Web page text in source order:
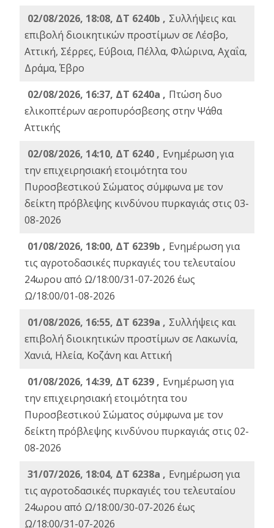
02/08/2026, 18:08, ΔΤ 6240b , Συλλήψεις και
επιβολή διοικητικών προστίμων σε Λέσβο,
Αττική, Σέρρες, Εύβοια, Πέλλα, Φλώρινα, Αχαΐα,
Δράμα, Έβρο
02/08/2026, 16:37, ΔΤ 6240a , Πτώση δυο
ελικοπτέρων αεροπυρόσβεσης στην Ψάθα
Αττικής
02/08/2026, 14:10, ΔΤ 6240 , Ενημέρωση για
την επιχειρησιακή ετοιμότητα του
Πυροσβεστικού Σώματος σύμφωνα με τον
δείκτη πρόβλεψης κινδύνου πυρκαγιάς στις 03-
08-2026
01/08/2026, 18:00, ΔΤ 6239b , Ενημέρωση για
τις αγροτοδασικές πυρκαγιές του τελευταίου
24ωρου από Ω/18:00/31-07-2026 έως
Ω/18:00/01-08-2026
01/08/2026, 16:55, ΔΤ 6239a , Συλλήψεις και
επιβολή διοικητικών προστίμων σε Λακωνία,
Χανιά, Ηλεία, Κοζάνη και Αττική
01/08/2026, 14:39, ΔΤ 6239 , Ενημέρωση για
την επιχειρησιακή ετοιμότητα του
Πυροσβεστικού Σώματος σύμφωνα με τον
δείκτη πρόβλεψης κινδύνου πυρκαγιάς στις 02-
08-2026
31/07/2026, 18:04, ΔΤ 6238a , Ενημέρωση για
τις αγροτοδασικές πυρκαγιές του τελευταίου
24ωρου από Ω/18:00/30-07-2026 έως
Ω/18:00/31-07-2026